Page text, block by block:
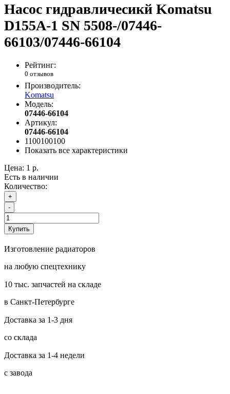
Насос гидравличесикй Komatsu
D155A-1 SN 5508-/07446-
66103/07446-66104
Рейтинг:
0 отзывов
Производитель:
Komatsu
Модель:
07446-66104
Артикул:
07446-66104
1100100100
Показать все характеристики
Цена: 1 р.
Есть в наличии
Количество:
+
-
Купить
Изготовление радиаторов
на любую спецтехнику
10 тыс. запчастей на складе
в Санкт-Петербурге
Доставка за 1-3 дня
со склада
Доставка за 1-4 недели
с завода